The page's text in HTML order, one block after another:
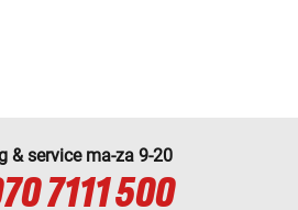
& service ma-za 9-20
7111 500